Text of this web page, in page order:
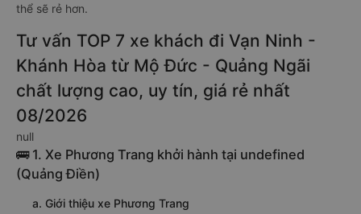
thể sẽ rẻ hơn.
Tư vấn TOP 7 xe khách đi Vạn Ninh -
Khánh Hòa từ Mộ Đức - Quảng Ngãi
chất lượng cao, uy tín, giá rẻ nhất
08/2026
null
🚌 1. Xe Phương Trang khởi hành tại undefined
(Quảng Điền)
a. Giới thiệu xe Phương Trang